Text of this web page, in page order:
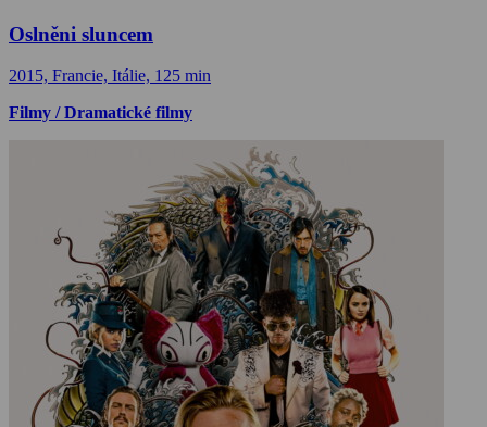
Oslněni sluncem
2015, Francie, Itálie, 125 min
Filmy / Dramatické filmy